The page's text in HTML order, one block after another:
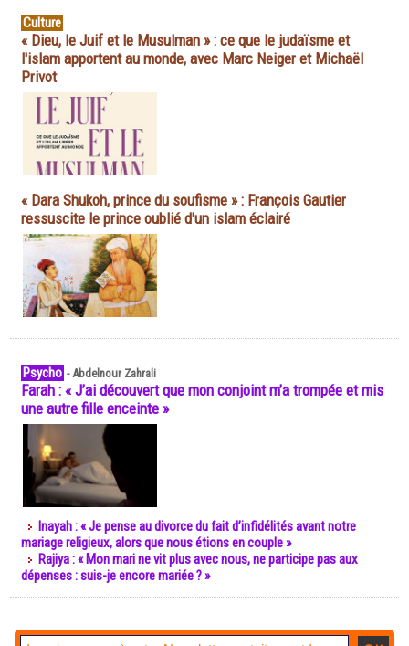
Culture
« Dieu, le Juif et le Musulman » : ce que le judaïsme et
l'islam apportent au monde, avec Marc Neiger et Michaël
Privot
« Dara Shukoh, prince du soufisme » : François Gautier
ressuscite le prince oublié d'un islam éclairé
Psycho -Abdelnour Zahrali
Farah : « J’ai découvert que mon conjoint m’a trompée et mis
une autre fille enceinte »
Inayah : « Je pense au divorce du fait d’infidélités avant notre
mariage religieux, alors que nous étions en couple »
Rajiya : « Mon mari ne vit plus avec nous, ne participe pas aux
dépenses : suis-je encore mariée ? »